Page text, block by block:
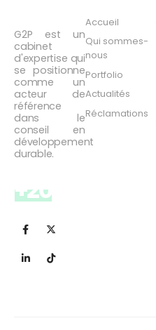
G2P est un
cabinet
d'expertise qui
se positionne
comme un
acteur de
référence
dans le
conseil en
développement
durable.
+20d'expérience
Accueil
Qui sommes-
nous
Portfolio
Actualités
Réclamations